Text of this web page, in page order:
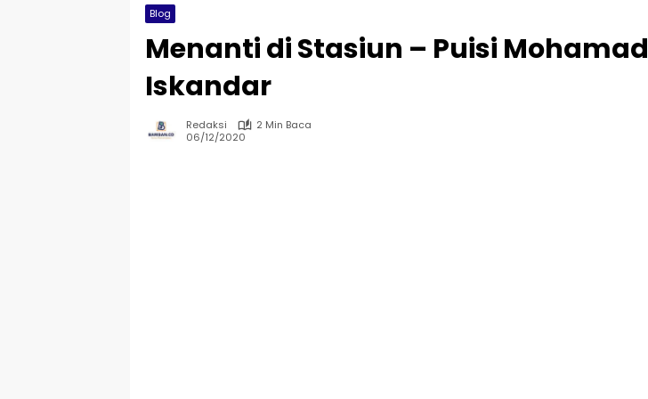
Blog
Menanti di Stasiun – Puisi Mohamad
Iskandar
Redaksi
2 Min Baca
06/12/2020